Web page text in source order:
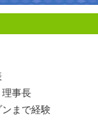
事長
まで経験